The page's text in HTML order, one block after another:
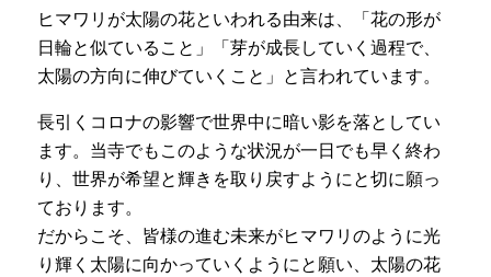
ヒマワリが太陽の花といわれる由来は、「花の形が
日輪と似ていること」「芽が成長していく過程で、
太陽の方向に伸びていくこと」と言われています。
長引くコロナの影響で世界中に暗い影を落としてい
ます。当寺でもこのような状況が一日でも早く終わ
り、世界が希望と輝きを取り戻すようにと切に願っ
ております。
だからこそ、皆様の進む未来がヒマワリのように光
り輝く太陽に向かっていくようにと願い、太陽の花